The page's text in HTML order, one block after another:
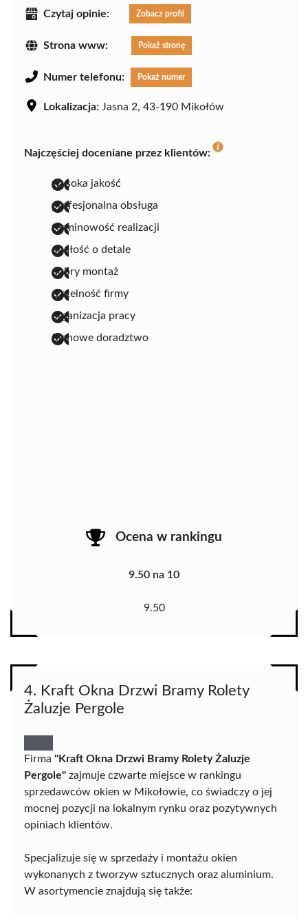
Czytaj opinie: Zobacz profil
Strona www: Pokaż stronę
Numer telefonu: Pokaż numer
Lokalizacja: Jasna 2, 43-190 Mikołów
Najczęściej doceniane przez klientów:
wysoka jakość
profesjonalna obsługa
terminowość realizacji
dbałość o detale
dobry montaż
rzetelność firmy
organizacja pracy
fachowe doradztwo
Ocena w rankingu
9.50 na 10
9.50
4. Kraft Okna Drzwi Bramy Rolety
Żaluzje Pergole
Firma "Kraft Okna Drzwi Bramy Rolety Żaluzje
Pergole" zajmuje czwarte miejsce w rankingu
sprzedawców okien w Mikołowie, co świadczy o jej
mocnej pozycji na lokalnym rynku oraz pozytywnych
opiniach klientów.
Specjalizuje się w sprzedaży i montażu okien
wykonanych z tworzyw sztucznych oraz aluminium.
W asortymencie znajdują się także: